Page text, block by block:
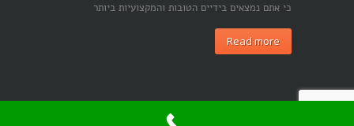
כי אתם נמצאים בידיים הטובות והמקצועיות ביותר
Read more
כל הזכויות שמורות לבינת השן © 2015 |